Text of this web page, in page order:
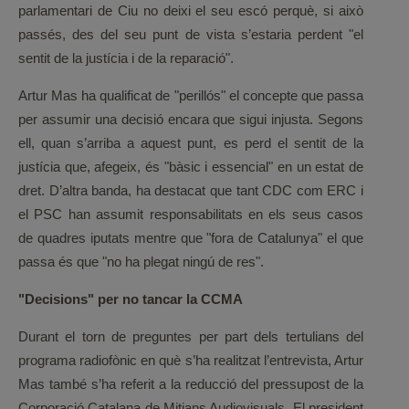
parlamentari de Ciu no deixi el seu escó perquè, si això
passés, des del seu punt de vista s’estaria perdent "el
sentit de la justícia i de la reparació".
Artur Mas ha qualificat de "perillós" el concepte que passa
per assumir una decisió encara que sigui injusta. Segons
ell, quan s’arriba a aquest punt, es perd el sentit de la
justícia que, afegeix, és "bàsic i essencial" en un estat de
dret. D’altra banda, ha destacat que tant CDC com ERC i
el PSC han assumit responsabilitats en els seus casos
de quadres iputats mentre que "fora de Catalunya" el que
passa és que "no ha plegat ningú de res".
"Decisions" per no tancar la CCMA
Durant el torn de preguntes per part dels tertulians del
programa radiofònic en què s’ha realitzat l’entrevista, Artur
Mas també s’ha referit a la reducció del pressupost de la